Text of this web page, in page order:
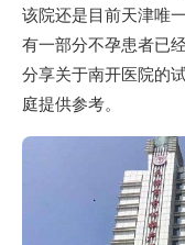
该院还是目前天津唯
有一部分不孕患者已
分享关于南开医院的
庭提供参考。